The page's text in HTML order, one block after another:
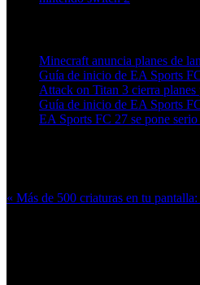
Minecraft anuncia planes de
Guía de inicio de EA Sports
Attack on Titan 3 cierra
Guía de inicio de EA Sports
EA Sports FC 27 se pone
« Más de 500 criaturas en tu